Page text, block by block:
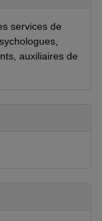
services de
auxiliaires de